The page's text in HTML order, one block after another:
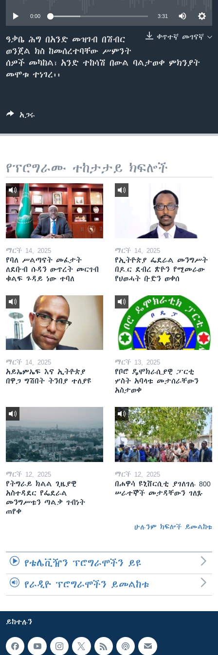
ቋንቋዎች
0:00 3:31
ቀጥተኛ መገናኛ
ዓቃቤ ሕግ በአንድ መዝገብ በሽብር
ወንጀል ክስ ከመሰረተባቸው ሥምንት
ሰዎች መካከል፣ አንድ ተከሳሽ በውል ባልታወቀ ምክንያት
መሞቱ ተነገረ፡፡
አጋሩ
የፕሮግራሙ ተከታታይ ክፍሎች
ማርች 14, 2025
የባለ ሥልጣናት መፈታት
ለደቡብ ሱዳን ውጥረት መርገብ
ቁልፍ ጉዳይ ነው ተባለ
ማርች 14, 2025
የኢትዮጵያ ፌደራል መንግሥት
በዶ.ር ደብረ ጽዮን የሚመራው
የህወሓት ቡድን ወቀሰ
ማርች 14, 2025
አይኤምኤፍ እና ኢትዮጵያ
በዋጋ ግሽበት ትንበያ ተለያዩ
ማርች 13, 2025
የቦሮ ዴሞክራሲያዊ ፓርቲ
ሦስት አባላቱ መታሰራቸውን
አስታወቀ
ማርች 12, 2025
የትግራይ ክልል ጊዜያዊ
አስተዳደር የፌደራል
መንግሥቱን ጣልቃ ገብነት
ጠየቀ
ማርች 12, 2025
በሐዋሳ ዩኒቨርሲቲ ያገለገሉ 800
ሠራተኞች መታዳቸውን ገለጹ
ሁሉንም ክፍሎች ይመልከቱ
የቴሌቪዥን ፕሮግራሞችን ይዩ
የራዲዮ ፕሮግራሞችን ይመልከቱ
ይከተሉን